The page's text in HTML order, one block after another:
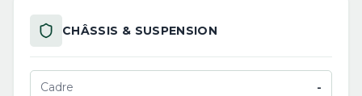
CHÂSSIS & SUSPENSION
Cadre -